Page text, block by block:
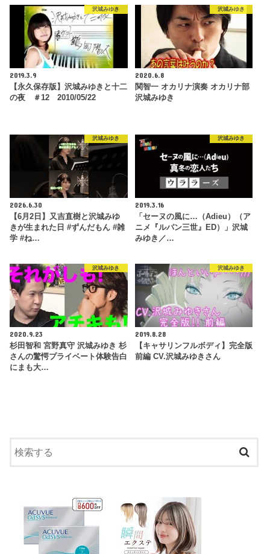
沢城みゆき
2019.3.9
【永久保存版】沢城みゆきと十二
の夜 ＃12 2010/05/22
沢城みゆき
2020.6.8
関智一 オカリナ演奏 オカリナ部
沢城みゆき
沢城みゆき
2026.6.30
【6月2日】又吉直樹と沢城みゆ
きが生まれた日 #ずんだもん #雑
学 #ね…
沢城みゆき
2019.3.16
「セーヌの風に…（Adieu）（ア
ニメ『ルパン三世』ED）」沢城
みゆき／…
沢城みゆき
2020.9.23
杉田智和 宮野真守 沢城みゆき 杉
さんの驚愕プライベート体験告白
にまも大…
沢城みゆき
2019.8.28
【キャサリンフルボディ】完全版
前編 CV.沢城みゆきさん